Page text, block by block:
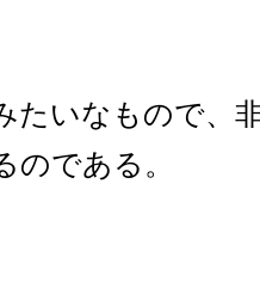
たいなもので、
のである。